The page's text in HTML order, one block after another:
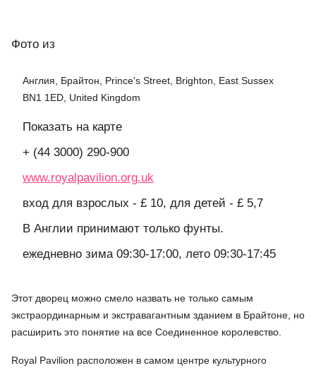
Фото из
Англия, Брайтон, Prince's Street, Brighton, East Sussex
BN1 1ED, United Kingdom
Показать на карте
+ (44 3000) 290-900
www.royalpavilion.org.uk
вход для взрослых - £ 10, для детей - £ 5,7
В Англии принимают только фунты.
ежедневно зима 09:30-17:00, лето 09:30-17:45
Этот дворец можно смело назвать не только самым
экстраординарным и экстравагантным зданием в Брайтоне, но
расширить это понятие на все Соединенное королевство.
Royal Pavilion расположен в самом центре культурного